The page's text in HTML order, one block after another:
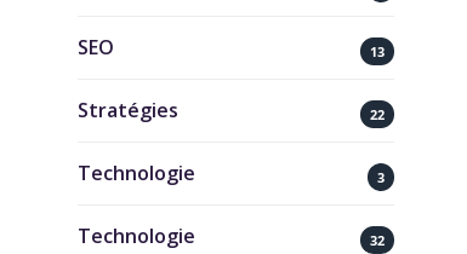
SEO 13
Stratégies 22
Technologie 3
Technologie 32